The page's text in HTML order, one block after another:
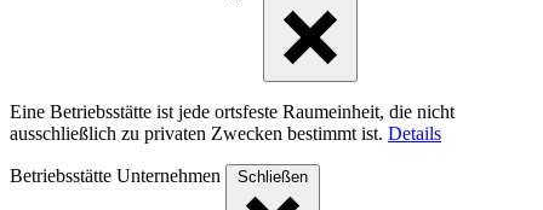
Eine Betriebsstätte ist jede ortsfeste Raumeinheit, die nicht
ausschließlich zu privaten Zwecken bestimmt ist. Details
Betriebsstätte Unternehmen Schließen